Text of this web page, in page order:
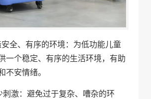
安全、有序的环境：为低功能儿童
一个稳定、有序的生活环境，有助
不安情绪。
刺激：避免过于复杂、嘈杂的环